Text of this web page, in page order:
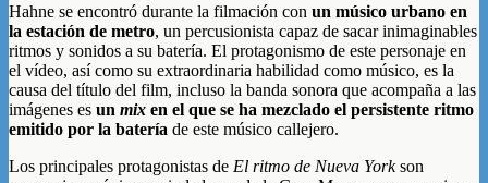
Hahne se encontró durante la filmación con un músico urbano en
la estación de metro, un percusionista capaz de sacar inimaginables
ritmos y sonidos a su batería. El protagonismo de este personaje en
el vídeo, así como su extraordinaria habilidad como músico, es la
causa del título del film, incluso la banda sonora que acompaña a las
imágenes es un mix en el que se ha mezclado el persistente ritmo
emitido por la batería de este músico callejero.
Los principales protagonistas de El ritmo de Nueva Yorkson